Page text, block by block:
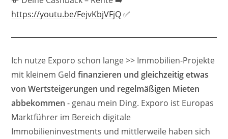
https://youtu.be/FejvKbjVFjQ✅
Ich nutze Exporo schon lange >> Immobilien-Projekte
mit kleinem Geldfinanzieren und gleichzeitig etwas
von Wertsteigerungen und regelmäßigen Mieten
abbekommen - genau mein Ding. Exporo ist Europas
Marktführer im Bereich digitale
Immobilieninvestments und mittlerweile haben sich